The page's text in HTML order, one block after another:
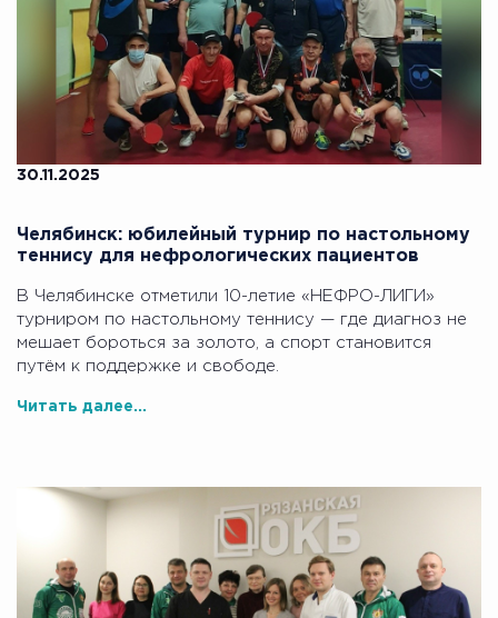
30.11.2025
Челябинск: юбилейный турнир по настольному
теннису для нефрологических пациентов
В Челябинске отметили 10-летие «НЕФРО-ЛИГИ»
турниром по настольному теннису — где диагноз не
мешает бороться за золото, а спорт становится
путём к поддержке и свободе.
Читать далее...